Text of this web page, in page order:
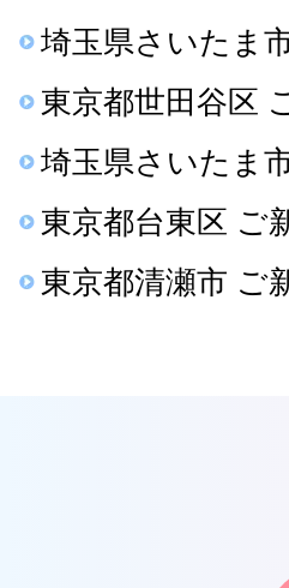
埼玉県さいたま
東京都世田谷区
埼玉県さいたま
東京都台東区 ご
東京都清瀬市 ご